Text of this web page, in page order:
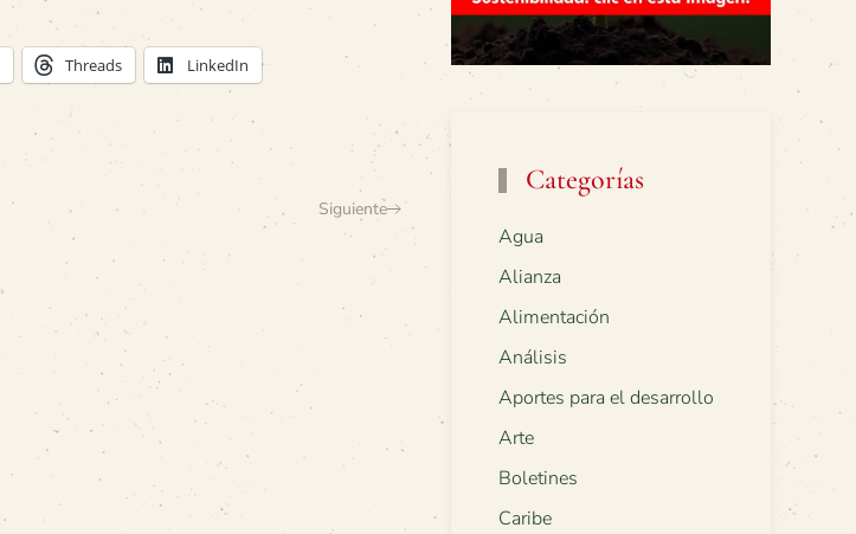
Threads LinkedIn
Siguiente
Categorías
Agua
Alianza
Alimentación
Análisis
Aportes para el desarrollo
Arte
Boletines
Caribe